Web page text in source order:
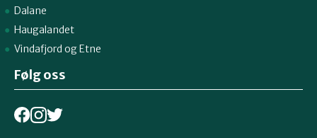
Dalane
Haugalandet
Vindafjord og Etne
Følg oss